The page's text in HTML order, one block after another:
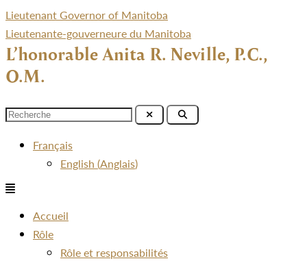
Lieutenant Governor of Manitoba
Lieutenante-gouverneure du Manitoba
L’honorable Anita R. Neville, P.C.,
O.M.
Menu
Français
English (Anglais)
Menu
Accueil
Rôle
Rôle et responsabilités